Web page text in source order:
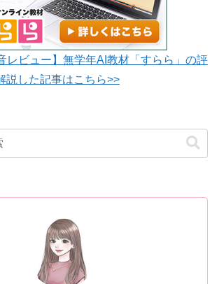
レビュー】無学年AI教材「すらら」の評
説した記事はこちら>>